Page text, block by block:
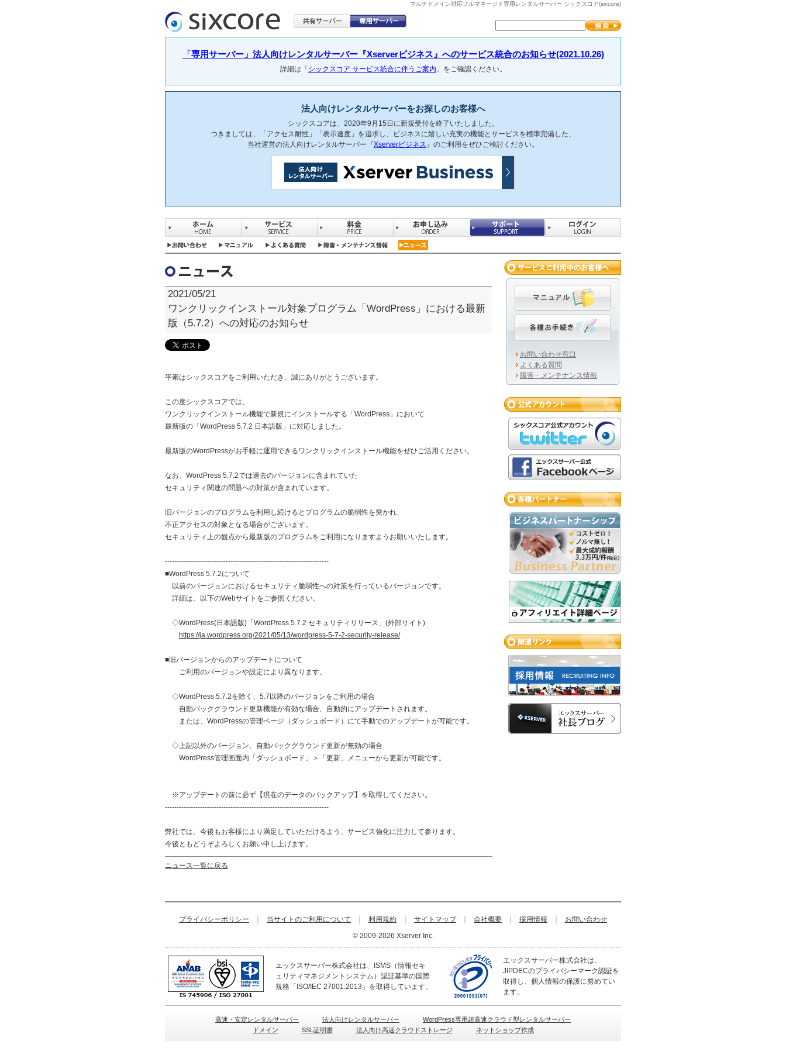
マルチドメイン対応フルマネージド専用レンタルサーバー シックスコア(sixcore)
「専用サーバー」法人向けレンタルサーバー『Xserverビジネス』へのサービス統合のお知らせ(2021.10.26)
詳細は「 シックスコア サービス統合に伴うご案内 」をご確認ください。
法人向けレンタルサーバーをお探しのお客様へ
シックスコアは、2020年9月15日に新規受付を終了いたしました。
つきましては、「アクセス耐性」「表示速度」を追求し、ビジネスに嬉しい充実の機能とサービスを標準完備した、
当社運営の法人向けレンタルサーバー『Xserverビジネス』のご利用をぜひご検討ください。
2021/05/21
ワンクリックインストール対象プログラム「WordPress」における最新
版（5.7.2）への対応のお知らせ
平素はシックスコアをご利用いただき、誠にありがとうございます。
この度シックスコアでは、
ワンクリックインストール機能で新規にインストールする「WordPress」において
最新版の「WordPress 5.7.2 日本語版」に対応しました。
最新版のWordPressがお手軽に運用できるワンクリックインストール機能をぜひご活用ください。
なお、WordPress 5.7.2では過去のバージョンに含まれていた
セキュリティ関連の問題への対策が含まれています。
旧バージョンのプログラムを利用し続けるとプログラムの脆弱性を突かれ、
不正アクセスの対象となる場合がございます。
セキュリティ上の観点から最新版のプログラムをご利用になりますようお願いいたします。
----------------------------------------------------------------------
■WordPress 5.7.2について
以前のバージョンにおけるセキュリティ脆弱性への対策を行っているバージョンです。
詳細は、以下のWebサイトをご参照ください。
◇WordPress(日本語版)「WordPress 5.7.2 セキュリティリリース」(外部サイト)
https://ja.wordpress.org/2021/05/13/wordpress-5-7-2-security-release/
■旧バージョンからのアップデートについて
ご利用のバージョンや設定により異なります。
◇WordPress 5.7.2を除く、5.7以降のバージョンをご利用の場合
自動バックグラウンド更新機能が有効な場合、自動的にアップデートされます。
または、WordPressの管理ページ（ダッシュボード）にて手動でのアップデートが可能です。
◇上記以外のバージョン、自動バックグラウンド更新が無効の場合
WordPress管理画面内「ダッシュボード」＞「更新」メニューから更新が可能です。
※アップデートの前に必ず【現在のデータのバックアップ】を取得してください。
----------------------------------------------------------------------
弊社では、今後もお客様により満足していただけるよう、サービス強化に注力して参ります。
今後ともどうぞよろしくお願い申し上げます。
ニュース一覧に戻る
お問い合わせ窓口
よくある質問
障害・メンテナンス情報
プライバシーポリシー 当サイトのご利用について 利用規約 サイトマップ 会社概要 採用情報
お問い合わせ
© 2009-2026 Xserver Inc.
エックスサーバー株式会社は、ISMS（情報セキ
ュリティマネジメントシステム）認証基準の国際
規格「ISO/IEC 27001:2013」を取得しています。
エックスサーバー株式会社は、
JIPDECのプライバシーマーク認証を
取得し、個人情報の保護に努めてい
ます。
高速・安定レンタルサーバー 法人向けレンタルサーバー
WordPress専用超高速クラウド型レンタルサーバー
ドメイン
SSL証明書 法人向け高速クラウドストレージ ネットショップ作成